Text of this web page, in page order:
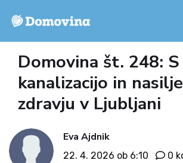
Domovina št. 248: S
kanalizacijo in
zdravju v Ljubljani
Eva Ajdnik
22. 4. 2026 ob 6:10 0